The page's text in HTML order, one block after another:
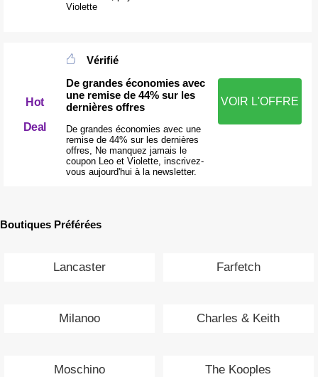
Violette
Hot
Deal
Vérifié
De grandes économies avec
une remise de 44% sur les
dernières offres
De grandes économies avec une
remise de 44% sur les dernières
offres, Ne manquez jamais le
coupon Leo et Violette, inscrivez-
vous aujourd'hui à la newsletter.
VOIR L'OFFRE
Boutiques Préférées
Lancaster Farfetch
Milanoo Charles & Keith
Moschino The Kooples